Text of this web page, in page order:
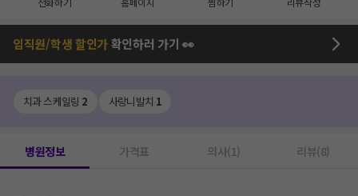
임직원/학생 할인가확인하러 가기 👀
치과 스케일링 2 사랑니발치 1
병원정보 가격표 의사(1) 리뷰(8)